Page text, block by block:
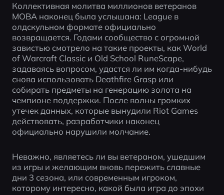
Коллективная молитва миллионов ветеранов
MOBA наконец была услышана: League в
олдскульном формате официально
возвращается. Годами сообщество с огромной
завистью смотрело на такие проекты, как World
of Warcraft Classic и Old School RuneScape,
задаваясь вопросом, удастся ли им когда-нибудь
снова использовать Deathfire Grasp или
собирать предметы на генерацию золота на
чемпионе поддержки. После волны громких
утечек данных, которые вынудили Riot Games
действовать, разработчики наконец
официально нарушили молчание.
Неважно, являетесь ли вы ветераном, ушедшим
из игры и желающим вновь пережить славные
дни 3 сезона, или современным игроком,
которому интересно, какой была игра до эпохи